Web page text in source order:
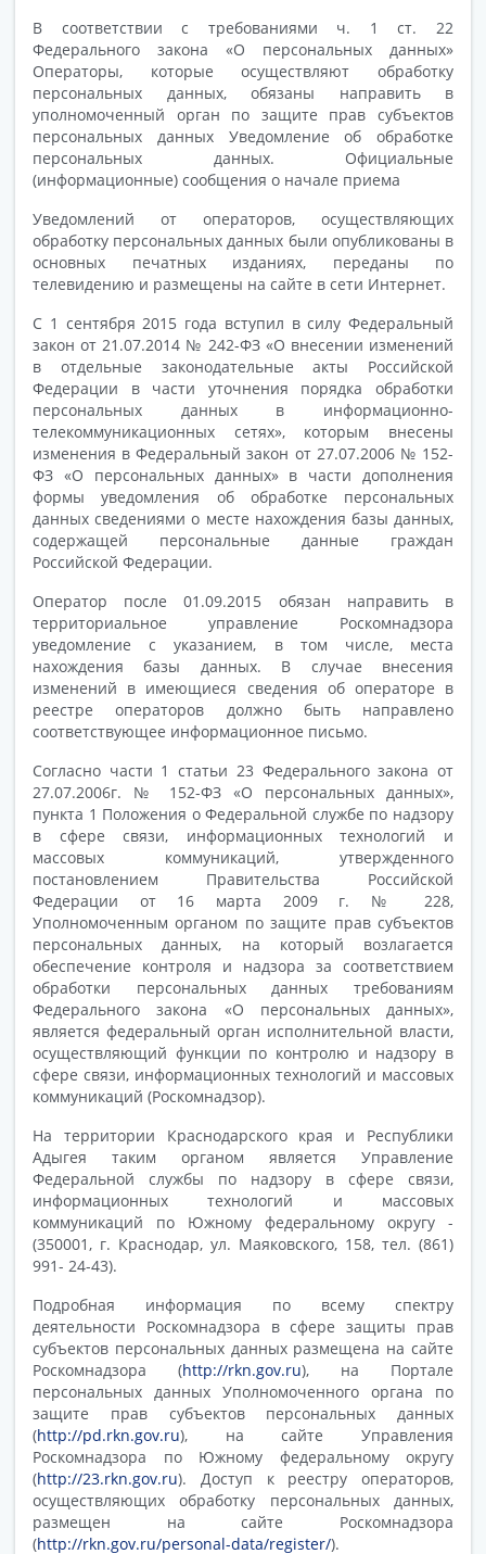
В соответствии с требованиями ч. 1 ст. 22
Федерального закона «О персональных данных»
Операторы, которые осуществляют обработку
персональных данных, обязаны направить в
уполномоченный орган по защите прав субъектов
персональных данных Уведомление об обработке
персональных данных. Официальные
(информационные) сообщения о начале приема
Уведомлений от операторов, осуществляющих
обработку персональных данных были опубликованы в
основных печатных изданиях, переданы по
телевидению и размещены на сайте в сети Интернет.
С 1 сентября 2015 года вступил в силу Федеральный
закон от 21.07.2014 № 242-ФЗ «О внесении изменений
в отдельные законодательные акты Российской
Федерации в части уточнения порядка обработки
персональных данных в информационно-
телекоммуникационных сетях», которым внесены
изменения в Федеральный закон от 27.07.2006 № 152-
ФЗ «О персональных данных» в части дополнения
формы уведомления об обработке персональных
данных сведениями о месте нахождения базы данных,
содержащей персональные данные граждан
Российской Федерации.
Оператор после 01.09.2015 обязан направить в
территориальное управление Роскомнадзора
уведомление с указанием, в том числе, места
нахождения базы данных. В случае внесения
изменений в имеющиеся сведения об операторе в
реестре операторов должно быть направлено
соответствующее информационное письмо.
Согласно части 1 статьи 23 Федерального закона от
27.07.2006г. № 152-ФЗ «О персональных данных»,
пункта 1 Положения о Федеральной службе по надзору
в сфере связи, информационных технологий и
массовых коммуникаций, утвержденного
постановлением Правительства Российской
Федерации от 16 марта 2009 г. № 228,
Уполномоченным органом по защите прав субъектов
персональных данных, на который возлагается
обеспечение контроля и надзора за соответствием
обработки персональных данных требованиям
Федерального закона «О персональных данных»,
является федеральный орган исполнительной власти,
осуществляющий функции по контролю и надзору в
сфере связи, информационных технологий и массовых
коммуникаций (Роскомнадзор).
На территории Краснодарского края и Республики
Адыгея таким органом является Управление
Федеральной службы по надзору в сфере связи,
информационных технологий и массовых
коммуникаций по Южному федеральному округу -
(350001, г. Краснодар, ул. Маяковского, 158, тел. (861)
991- 24-43).
Подробная информация по всему спектру
деятельности Роскомнадзора в сфере защиты прав
субъектов персональных данных размещена на сайте
Роскомнадзора (http://rkn.gov.ru), на Портале
персональных данных Уполномоченного органа по
защите прав субъектов персональных данных
(http://pd.rkn.gov.ru), на сайте Управления
Роскомнадзора по Южному федеральному округу
(http://23.rkn.gov.ru). Доступ к реестру операторов,
осуществляющих обработку персональных данных,
размещен на сайте Роскомнадзора
(http://rkn.gov.ru/personal-data/register/).